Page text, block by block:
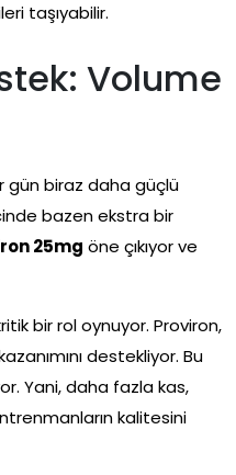
taşıyabilir.
Volume
gün biraz daha güçlü
bazen ekstra bir
25mg öne çıkıyor ve
bir rol oynuyor. Proviron,
destekliyor. Bu
Yani, daha fazla kas,
kalitesini